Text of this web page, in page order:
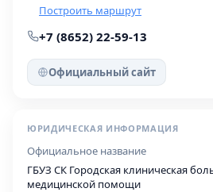
Построить маршрут
+7 (8652) 22-59-13
Официальный сайт
ЮРИДИЧЕСКАЯ ИНФОРМАЦИЯ
Официальное название
ГБУЗ СК Городская клиническая
медицинской помощи